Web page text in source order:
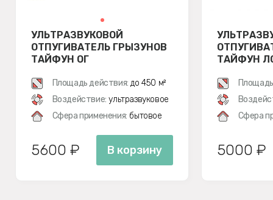
УЛЬТРАЗВУКОВОЙ
ОТПУГИВАТЕЛЬ ГРЫЗУНОВ
ТАЙФУН ОГ
Площадь действия: до 450 м²
Воздействие: ультразвуковое
Сфера применения: бытовое
5600 ₽ В корзину
ТАЙФУН
Сфера
5000 ₽